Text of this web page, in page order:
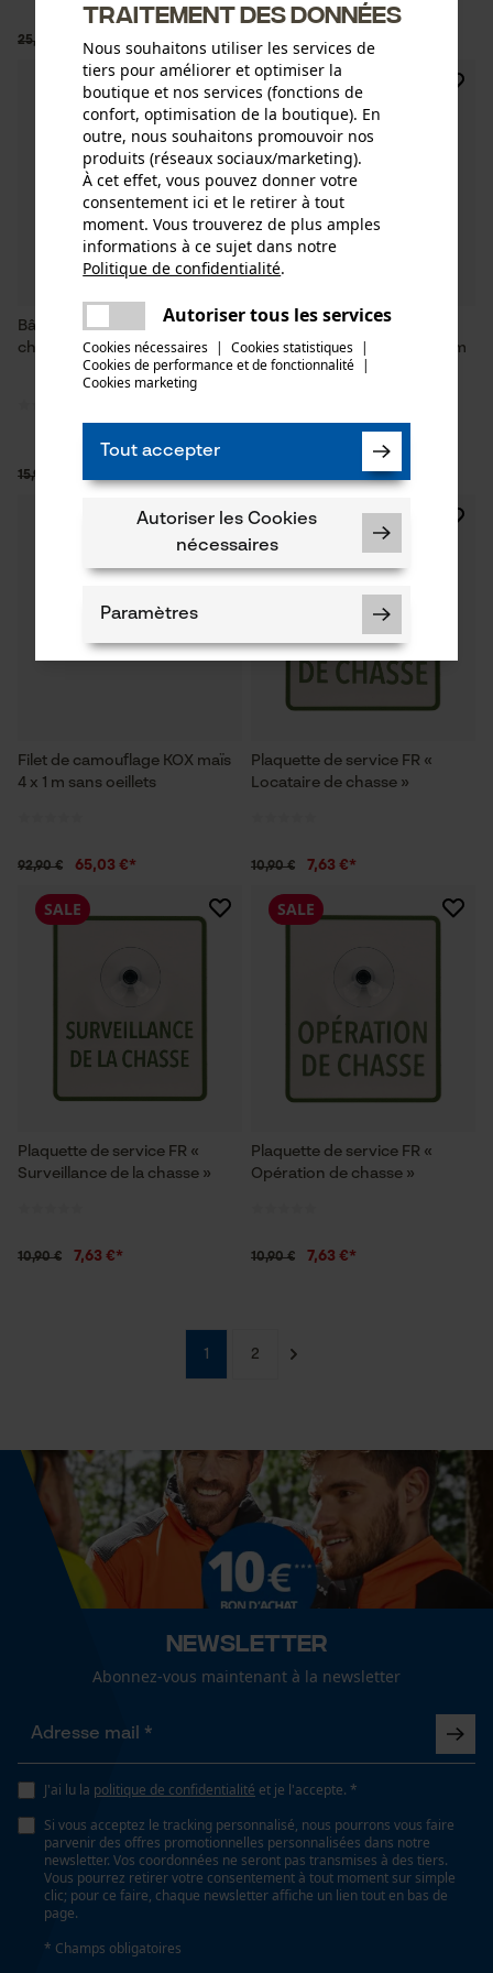
25,90 € 9,90 €* 17,90 € 6,90 €*
Bâche de barrage KOX pour la
chasse
15,90 €
Filet d'avertissement/de
signalisation KOX forêt 4 x 1 m
avec œillets en acier
SALE
69,94 €*
Filet de camouflage KOX maïs
4 x 1 m sans oeillets
92,90 € 65,03 €*
Plaquette de service FR «
Locataire de chasse »
SALE
10,90 € 7,63 €*
Plaquette de service FR «
Surveillance de la chasse »
SALE
10,90 € 7,63 €*
Plaquette de service FR «
Opération de chasse »
SALE
10,90 € 7,63 €*
1 2
Newsletter
Abonnez-vous maintenant à la newsletter
J'ai lu la politique de confidentialité et je l'accepte. *
Si vous acceptez le tracking personnalisé, nous pourrons vous faire
parvenir des offres promotionnelles personnalisées dans notre
newsletter. Vos coordonnées ne seront pas transmises à des tiers.
Vous pourrez retirer votre consentement à tout moment sur simple
clic; pour ce faire, chaque newsletter affiche un lien tout en bas de
page.
* Champs obligatoires
traitement des données
Nous souhaitons utiliser les services de
tiers pour améliorer et optimiser la
boutique et nos services (fonctions de
confort, optimisation de la boutique). En
outre, nous souhaitons promouvoir nos
produits (réseaux sociaux/marketing).
À cet effet, vous pouvez donner votre
consentement ici et le retirer à tout
moment. Vous trouverez de plus amples
informations à ce sujet dans notre
Politique de confidentialité.
Autoriser tous les services
Cookies nécessaires | Cookies statistiques |
Cookies de performance et de fonctionnalité |
Cookies marketing
Tout accepter
Autoriser les Cookies
nécessaires
Paramètres
Cookies nécessaires
Vérifier linstallation de cookies
ID de session
Loop54 Personalization
Page d'accueil personnalisée
Panier sauvegardé
Salutation personnelle
Géo-IP et détection des
utilisateurs
Prise de contact par chat
Cookies marketing
Google Global Site Tag
Une erreur s'est produite. Veuillez
essayer encore.
partager
partager
mail